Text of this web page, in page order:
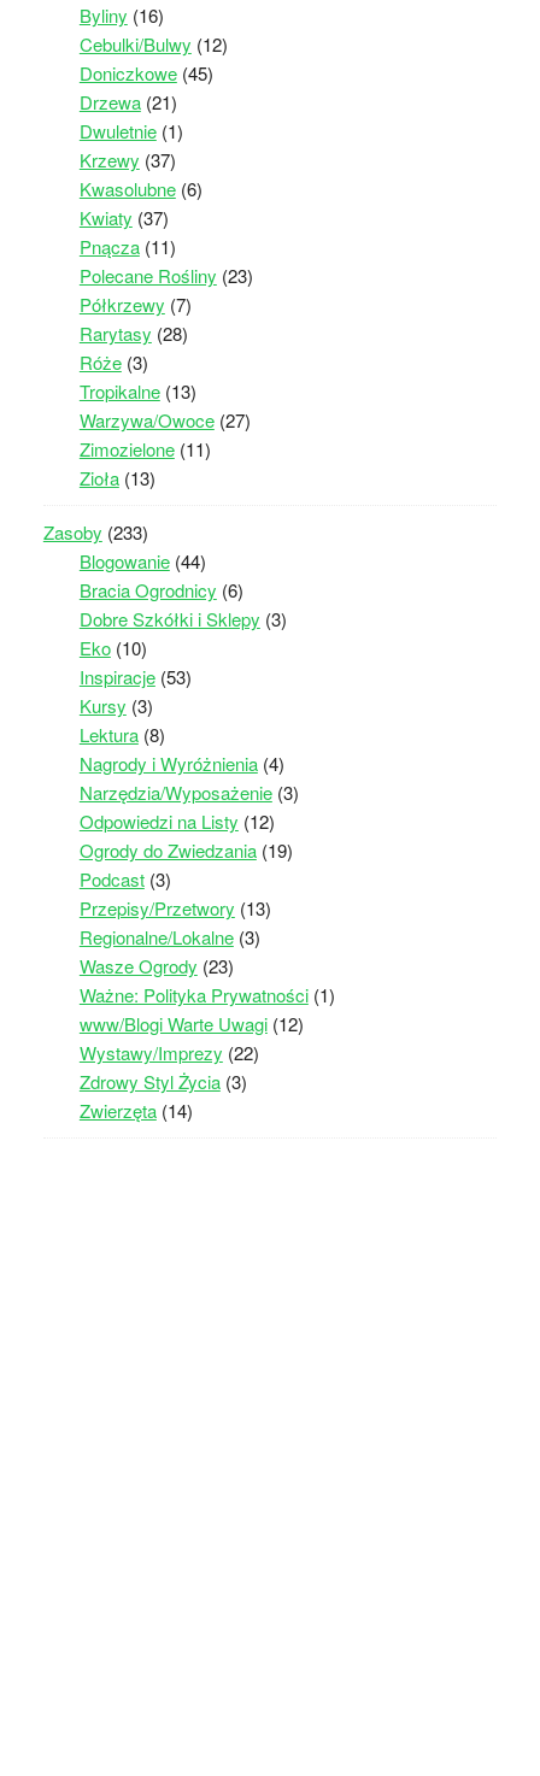
Byliny (16)
Cebulki/Bulwy (12)
Doniczkowe(45)
Drzewa(21)
Dwuletnie(1)
Krzewy (37)
Kwasolubne(6)
Kwiaty (37)
Pnącza(11)
Polecane Rośliny (23)
Półkrzewy (7)
Rarytasy (28)
Róże(3)
Tropikalne(13)
Warzywa/Owoce(27)
Zimozielone(11)
Zioła(13)
Zasoby (233)
Blogowanie(44)
Bracia Ogrodnicy (6)
Dobre Szkółki i Sklepy (3)
Eko(10)
Inspiracje(53)
Kursy (3)
Lektura(8)
Nagrody i Wyróżnienia(4)
Narzędzia/Wyposażenie(3)
Odpowiedzi na Listy (12)
Ogrody do Zwiedzania(19)
Podcast(3)
Przepisy/Przetwory (13)
Regionalne/Lokalne(3)
Wasze Ogrody (23)
Ważne: Polityka Prywatności(1)
www/Blogi Warte Uwagi(12)
Wystawy/Imprezy (22)
Zdrowy Styl Życia(3)
Zwierzęta(14)